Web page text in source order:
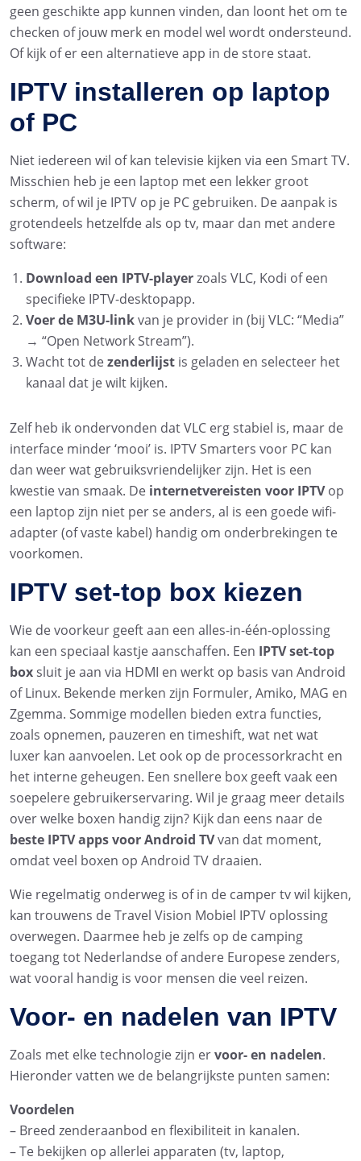
geen geschikte app kunnen vinden, dan loont het om te
checken of jouw merk en model wel wordt ondersteund.
Of kijk of er een alternatieve app in de store staat.
IPTV installeren op laptop
of PC
Niet iedereen wil of kan televisie kijken via een Smart TV.
Misschien heb je een laptop met een lekker groot
scherm, of wil je IPTV op je PC gebruiken. De aanpak is
grotendeels hetzelfde als op tv, maar dan met andere
software:
Download een IPTV-playerzoals VLC, Kodi of een
specifieke IPTV-desktopapp.
Voer de M3U-linkvan je provider in (bij VLC: “Media”
→ “Open Network Stream”).
Wacht tot dezenderlijst is geladen en selecteer het
kanaal dat je wilt kijken.
Zelf heb ik ondervonden dat VLC erg stabiel is, maar de
interface minder ‘mooi’ is. IPTV Smarters voor PC kan
dan weer wat gebruiksvriendelijker zijn. Het is een
kwestie van smaak. De internetvereisten voor IPTVop
een laptop zijn niet per se anders, al is een goede wifi-
adapter (of vaste kabel) handig om onderbrekingen te
voorkomen.
IPTV set-top box kiezen
Wie de voorkeur geeft aan een alles-in-één-oplossing
kan een speciaal kastje aanschaffen. Een IPTV set-top
box sluit je aan via HDMI en werkt op basis van Android
of Linux. Bekende merken zijn Formuler, Amiko, MAG en
Zgemma. Sommige modellen bieden extra functies,
zoals opnemen, pauzeren en timeshift, wat net wat
luxer kan aanvoelen. Let ook op de processorkracht en
het interne geheugen. Een snellere box geeft vaak een
soepelere gebruikerservaring. Wil je graag meer details
over welke boxen handig zijn? Kijk dan eens naar de
beste IPTV apps voor Android TVvan dat moment,
omdat veel boxen op Android TV draaien.
Wie regelmatig onderweg is of in de camper tv wil kijken,
kan trouwens de Travel Vision Mobiel IPTV oplossing
overwegen. Daarmee heb je zelfs op de camping
toegang tot Nederlandse of andere Europese zenders,
wat vooral handig is voor mensen die veel reizen.
Voor- en nadelen van IPTV
Zoals met elke technologie zijn ervoor- en nadelen.
Hieronder vatten we de belangrijkste punten samen:
Voordelen
– Breed zenderaanbod en flexibiliteit in kanalen.
– Te bekijken op allerlei apparaten (tv, laptop,